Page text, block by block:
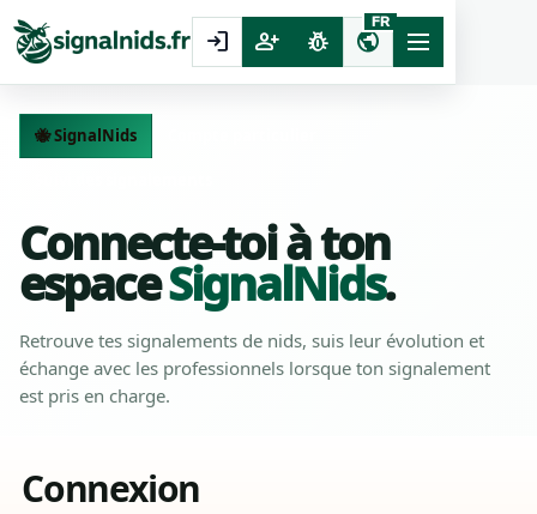
login person_add pest_control public
FR
🐝 SignalNids
Connecte-toi à ton
espaceSignalNids.
Retrouve tes signalements de nids, suis leur évolution et
échange avec les professionnels lorsque ton signalement
est pris en charge.
Connexion